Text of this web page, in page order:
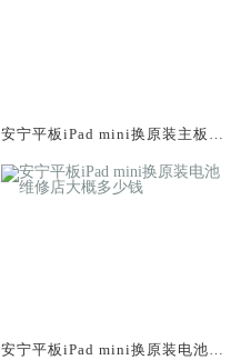
安宁平板iPad mini换原装主板维
安宁平板iPad mini换原装电池维